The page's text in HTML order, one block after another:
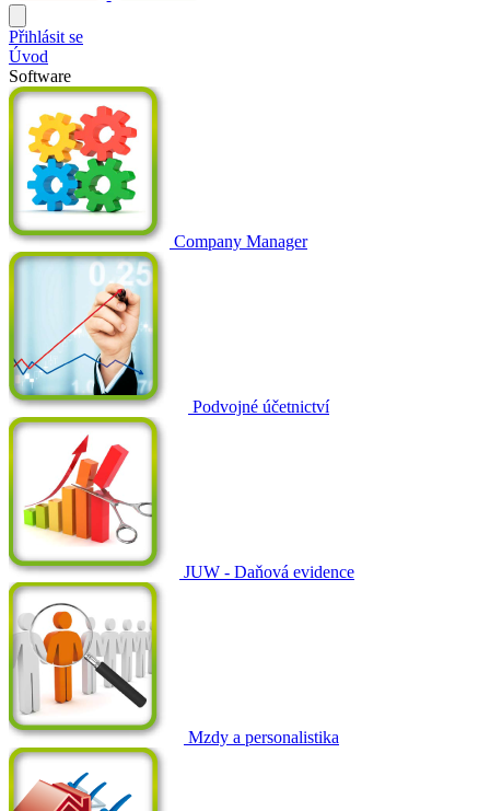
Přihlásit se
Úvod
Software
Company Manager
Podvojné účetnictví
JUW - Daňová evidence
Mzdy a personalistika